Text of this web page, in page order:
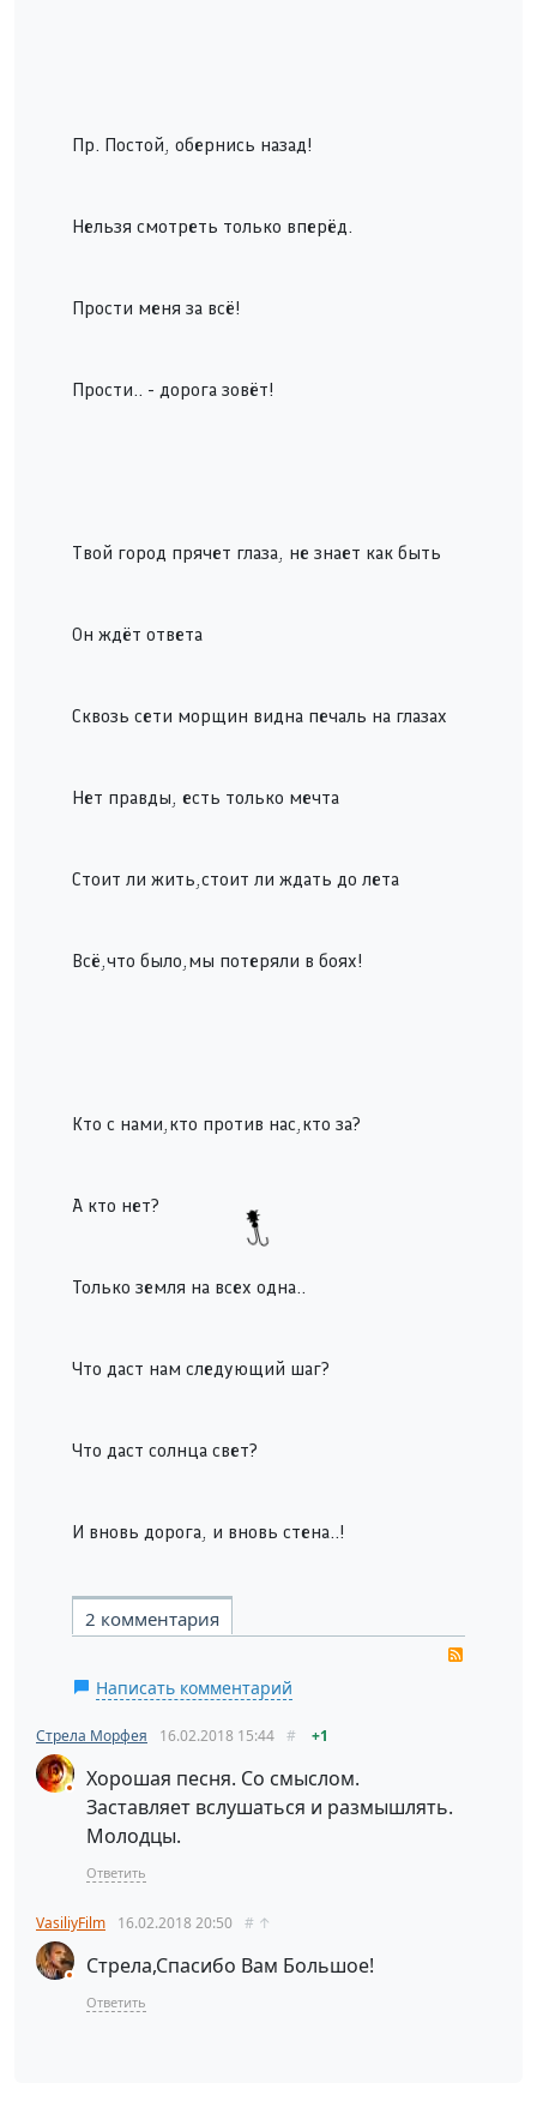
Пр. Постой, обернись назад!
Нельзя смотреть только вперёд.
Прости меня за всё!
Прости.. - дорога зовёт!
Твой город прячет глаза, не знает как быть
Он ждёт ответа
Сквозь сети морщин видна печаль на глазах
Нет правды, есть только мечта
Стоит ли жить,стоит ли ждать до лета
Всё,что было,мы потеряли в боях!
Кто с нами,кто против нас,кто за?
А кто нет?
Только земля на всех одна..
Что даст нам следующий шаг?
Что даст солнца свет?
И вновь дорога, и вновь стена..!
2 комментария
Написать комментарий
Стрела Морфея 16.02.2018 15:44 # +1
Хорошая песня. Со смыслом.
Заставляет вслушаться и размышлять.
Молодцы.
Ответить
VasiliyFilm 16.02.2018 20:50 # ↑
Стрела,Спасибо Вам Большое!
Ответить